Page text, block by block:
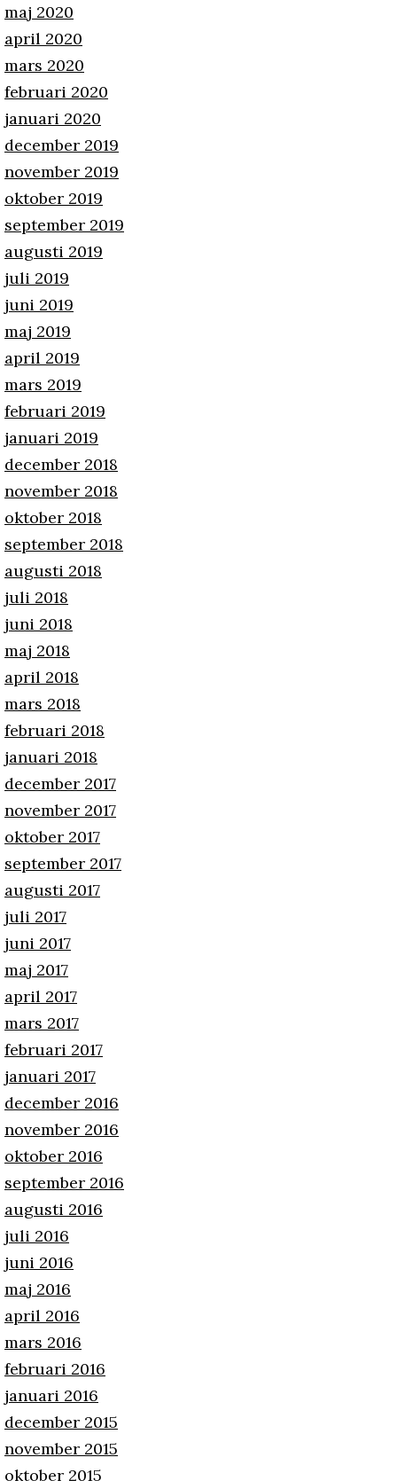
maj 2020
april 2020
mars 2020
februari 2020
januari 2020
december 2019
november 2019
oktober 2019
september 2019
augusti 2019
juli 2019
juni 2019
maj 2019
april 2019
mars 2019
februari 2019
januari 2019
december 2018
november 2018
oktober 2018
september 2018
augusti 2018
juli 2018
juni 2018
maj 2018
april 2018
mars 2018
februari 2018
januari 2018
december 2017
november 2017
oktober 2017
september 2017
augusti 2017
juli 2017
juni 2017
maj 2017
april 2017
mars 2017
februari 2017
januari 2017
december 2016
november 2016
oktober 2016
september 2016
augusti 2016
juli 2016
juni 2016
maj 2016
april 2016
mars 2016
februari 2016
januari 2016
december 2015
november 2015
oktober 2015